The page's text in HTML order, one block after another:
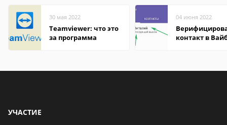
30 мая 2022
Teamviewer: что это
за программа
04 июня 2022
контакт в
УЧАСТИЕ